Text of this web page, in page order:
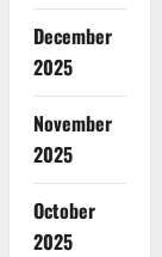
December
2025
November
2025
October
2025